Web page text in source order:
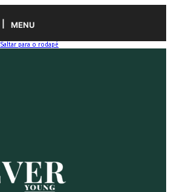
MENU
Saltar para o rodapé